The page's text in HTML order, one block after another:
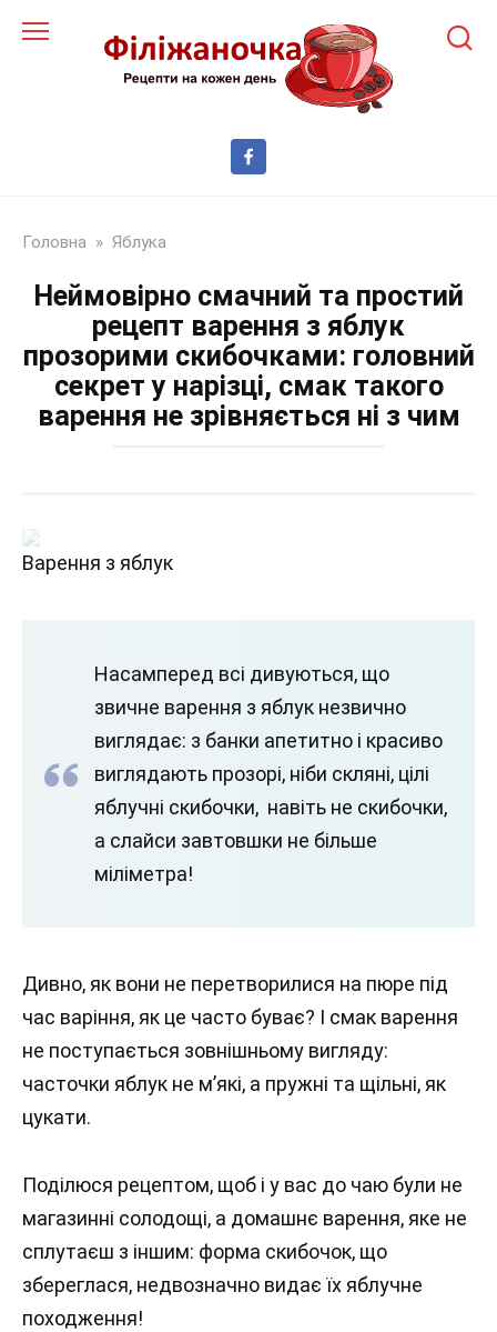
до
Головна » Яблука
Неймовірно смачний та простий
рецепт варення з яблук
прозорими скибочками: головний
секрет у нарізці, смак такого
варення не зрівняється ні з чим
Варення з яблук
Насамперед всі дивуються, що
звичне варення з яблук незвично
виглядає: з банки апетитно і красиво
виглядають прозорі, ніби скляні, цілі
яблучні скибочки, навіть не скибочки,
а слайси завтовшки не більше
міліметра!
Дивно, як вони не перетворилися на пюре під
час варіння, як це часто буває? І смак варення
не поступається зовнішньому вигляду:
часточки яблук не м’які, а пружні та щільні, як
цукати.
Поділюся рецептом, щоб і у вас до чаю були не
магазинні солодощі, а домашнє варення, яке не
сплутаєш з іншим: форма скибочок, що
збереглася, недвозначно видає їх яблучне
походження!